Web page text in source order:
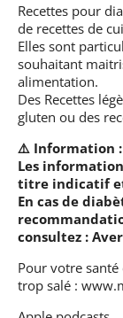
Recettes pour
de recettes de
Elles sont
souhaitant
alimentation.
Des Recettes
gluten ou des
⚠️ Information :
Les
titre indicatif
En cas de
consultez :
Pour votre
trop salé :